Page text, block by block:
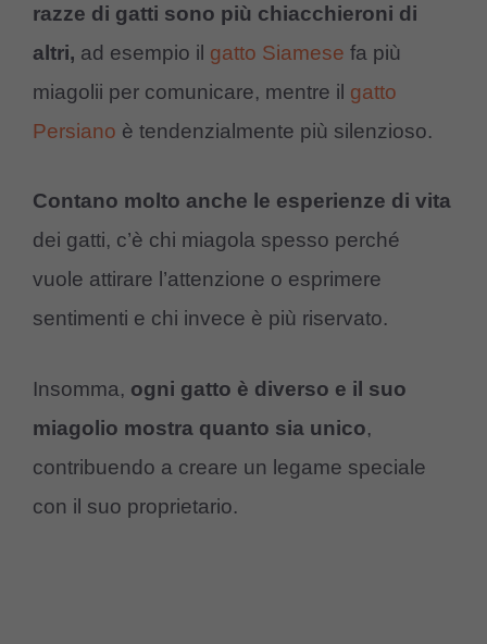
razze di gatti sono più chiacchieroni di
altri, ad esempio il gatto Siamese fa più
miagolii per comunicare, mentre il gatto
Persiano è tendenzialmente più silenzioso.
Contano molto anche le esperienze di vita
dei gatti, c’è chi miagola spesso perché
vuole attirare l’attenzione o esprimere
sentimenti e chi invece è più riservato.
Insomma, ogni gatto è diverso e il suo
miagolio mostra quanto sia unico,
contribuendo a creare un legame speciale
con il suo proprietario.